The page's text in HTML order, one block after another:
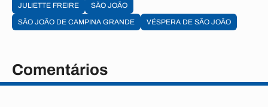
JULIETTE FREIRE
SÃO JOÃO
SÃO JOÃO DE CAMPINA GRANDE
VÉSPERA DE SÃO JOÃO
Comentários